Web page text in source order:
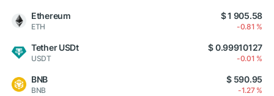
Ethereum
ETH
$ 1 905.58
-0.81 %
Tether USDt
USDT
$ 0.99910127
-0.01 %
BNB
BNB
$ 590.95
-1.27 %